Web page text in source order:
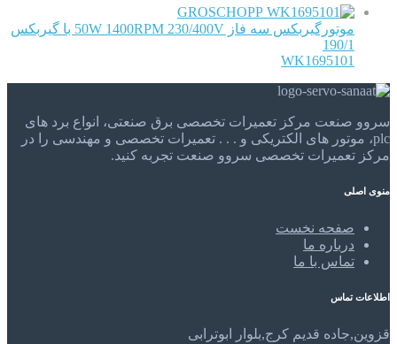
GROSCHOPP
موتورگیربکس سه فاز 50W 1400RPM 230/400V با گیربکس
190/1
WK1695101
سروو صنعت مرکز تعمیرات تخصصی برق صنعتی، انواع برد های
plc، موتور های الکتریکی و . . . تعمیرات تخصصی و مهندسی را در
مرکز تعمیرات تخصصی سروو صنعت تجربه کنید.
منوی اصلی
صفحه نخست
درباره ما
تماس با ما
اطلاعات تماس
قزوین,جاده قدیم کرج,بلوار ابوترابی